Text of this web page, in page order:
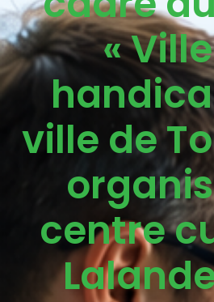
«
ville de
centre